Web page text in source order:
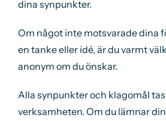
dina synpunkter.
Om något inte motsvarade dina
en tanke eller idé, är du varmt
anonym om du önskar.
Alla synpunkter och klagomål
verksamheten. Om du lämnar